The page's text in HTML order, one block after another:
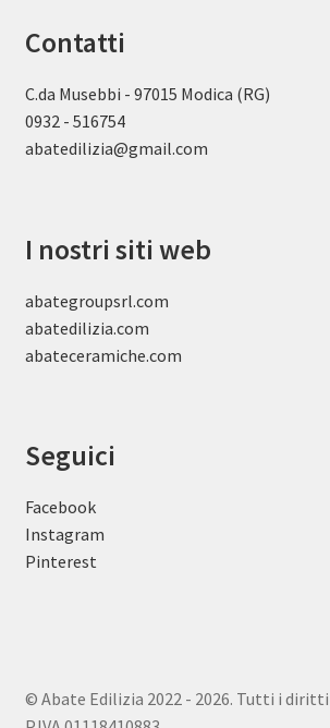
Contatti
C.da Musebbi - 97015 Modica (RG)
0932 - 516754
abatedilizia@gmail.com
I nostri siti web
abategroupsrl.com
abatedilizia.com
abateceramiche.com
Seguici
Facebook
Instagram
Pinterest
© Abate Edilizia 2022 - 2026. Tutti i